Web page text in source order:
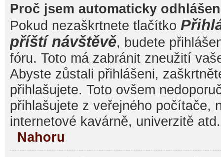
Proč jsem automaticky
Pokud nezaškrtnete tlačítko
příští návštěvě, budete
fóru. Toto má zabránit zneužití
Abyste zůstali přihlášeni,
přihlašujete. Toto ovšem
přihlašujete z veřejného počítače,
internetové kavárně, univerzitě atd.
Nahoru